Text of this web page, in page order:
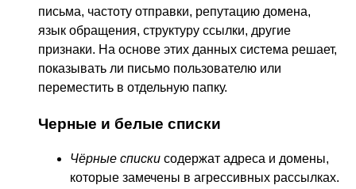
письма, частоту отправки, репутацию домена,
язык обращения, структуру ссылки, другие
признаки. На основе этих данных система решает,
показывать ли письмо пользователю или
переместить в отдельную папку.
Черные и белые списки
Чёрные списки содержат адреса и домены,
которые замечены в агрессивных рассылках.